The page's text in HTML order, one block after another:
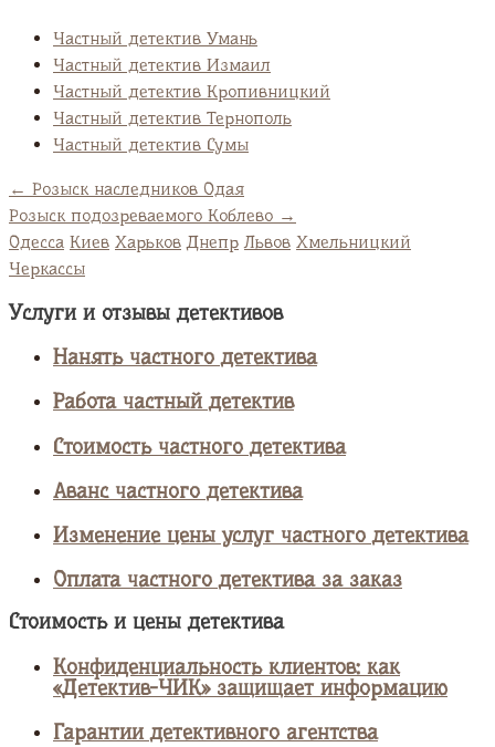
Частный детектив Умань
Частный детектив Измаил
Частный детектив Кропивницкий
Частный детектив Тернополь
Частный детектив Сумы
← Розыск наследников Одая
Розыск подозреваемого Коблево →
Одесса Киев Харьков Днепр Львов Хмельницкий
Черкассы
Услуги и отзывы детективов
Нанять частного детектива
Работа частный детектив
Стоимость частного детектива
Аванс частного детектива
Изменение цены услуг частного детектива
Оплата частного детектива за заказ
Стоимость и цены детектива
Конфиденциальность клиентов: как
«Детектив-ЧИК» защищает информацию
Гарантии детективного агентства